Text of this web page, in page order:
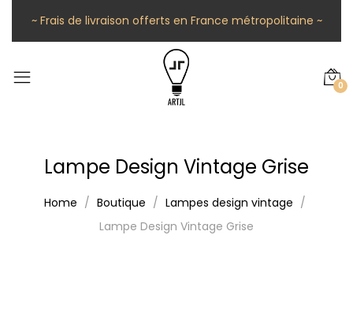
~ Frais de livraison offerts en France métropolitaine ~
0
Lampe Design Vintage Grise
Home Boutique
Lampes design vintage
Lampe Design Vintage Grise